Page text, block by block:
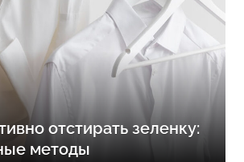
отстирать зеленку:
методы